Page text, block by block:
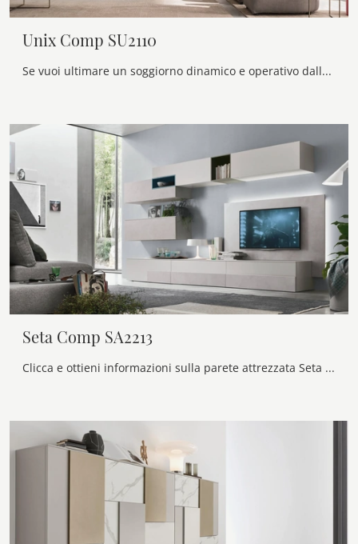
Unix Comp SU2110
Se vuoi ultimare un soggiorno dinamico e operativo dalle linee moderne, ti offriamo la parete attrezzata Unix Comp SU2110 Maronese.
Seta Comp SA2213
Clicca e ottieni informazioni sulla parete attrezzata Seta Comp SA2213 del brand Maronese: è la soluzione dalle linee moderne ideale per te.